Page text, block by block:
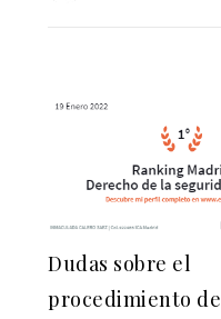
Dudas sobre el
procedimiento de